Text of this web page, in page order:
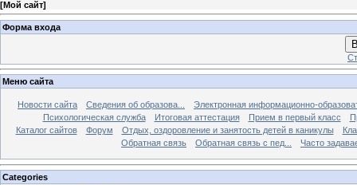
[Мой сайт]
Форма входа
Меню сайта
Новости сайта Сведения об образова...
Электронная информационно-
Психологическая служба
Итоговая аттестация Прием в первый класс
Каталог сайтов
Форум Отдых, оздоровление и занятость детей в каникулы
Обратная связь
Обратная связь с пед... Часто
Categories